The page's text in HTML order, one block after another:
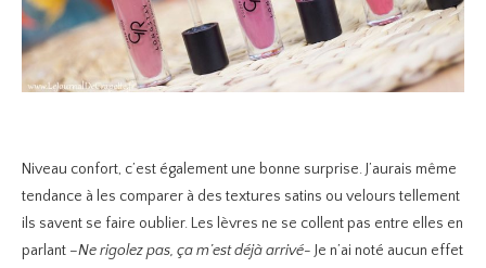
Niveau confort, c’est également une bonne surprise. J’aurais même
tendance à les comparer à des textures satins ou velours tellement
ils savent se faire oublier. Les lèvres ne se collent pas entre elles en
parlant –Ne rigolez pas, ça m’est déjà arrivé- Je n’ai noté aucun effet